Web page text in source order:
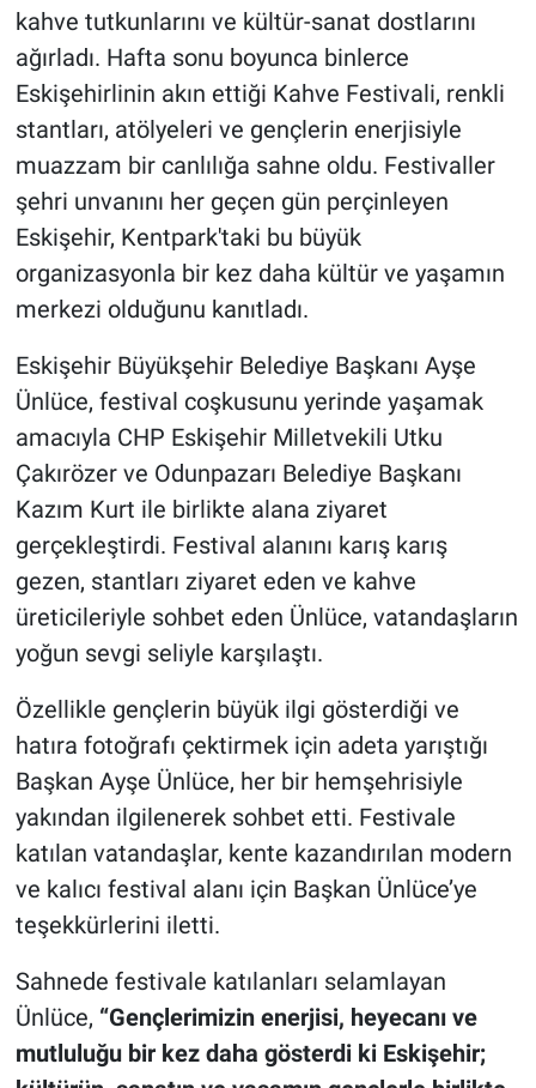
kahve tutkunlarını ve kültür-sanat dostlarını
ağırladı. Hafta sonu boyunca binlerce
Eskişehirlinin akın ettiği Kahve Festivali, renkli
stantları, atölyeleri ve gençlerin enerjisiyle
muazzam bir canlılığa sahne oldu. Festivaller
şehri unvanını her geçen gün perçinleyen
Eskişehir, Kentpark'taki bu büyük
organizasyonla bir kez daha kültür ve yaşamın
merkezi olduğunu kanıtladı.
Eskişehir Büyükşehir Belediye Başkanı Ayşe
Ünlüce, festival coşkusunu yerinde yaşamak
amacıyla CHP Eskişehir Milletvekili Utku
Çakırözer ve Odunpazarı Belediye Başkanı
Kazım Kurt ile birlikte alana ziyaret
gerçekleştirdi. Festival alanını karış karış
gezen, stantları ziyaret eden ve kahve
üreticileriyle sohbet eden Ünlüce, vatandaşların
yoğun sevgi seliyle karşılaştı.
Özellikle gençlerin büyük ilgi gösterdiği ve
hatıra fotoğrafı çektirmek için adeta yarıştığı
Başkan Ayşe Ünlüce, her bir hemşehrisiyle
yakından ilgilenerek sohbet etti. Festivale
katılan vatandaşlar, kente kazandırılan modern
ve kalıcı festival alanı için Başkan Ünlüce’ye
teşekkürlerini iletti.
Sahnede festivale katılanları selamlayan
Ünlüce, “Gençlerimizin enerjisi, heyecanı ve
mutluluğu bir kez daha gösterdi ki Eskişehir;